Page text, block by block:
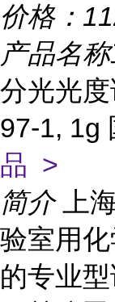
价格：
产品名称
分光光
97-1, 1g
品 >
简介
上
验室用
的专业型